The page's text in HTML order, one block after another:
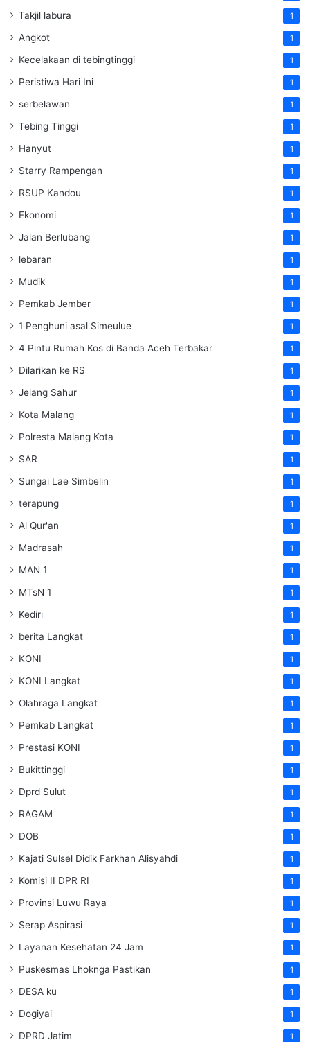
Takjil labura 1
Angkot 1
Kecelakaan di tebingtinggi 1
Peristiwa Hari Ini 1
serbelawan 1
Tebing Tinggi 1
Hanyut 1
Starry Rampengan 1
RSUP Kandou 1
Ekonomi 1
Jalan Berlubang 1
lebaran 1
Mudik 1
Pemkab Jember 1
1 Penghuni asal Simeulue 1
4 Pintu Rumah Kos di Banda Aceh Terbakar 1
Dilarikan ke RS 1
Jelang Sahur 1
Kota Malang 1
Polresta Malang Kota 1
SAR 1
Sungai Lae Simbelin 1
terapung 1
Al Qur'an 1
Madrasah 1
MAN 1 1
MTsN 1 1
Kediri 1
berita Langkat 1
KONI 1
KONI Langkat 1
Olahraga Langkat 1
Pemkab Langkat 1
Prestasi KONI 1
Bukittinggi 1
Dprd Sulut 1
RAGAM 1
DOB 1
Kajati Sulsel Didik Farkhan Alisyahdi 1
Komisi II DPR RI 1
Provinsi Luwu Raya 1
Serap Aspirasi 1
Layanan Kesehatan 24 Jam 1
Puskesmas Lhoknga Pastikan 1
DESA ku 1
Dogiyai 1
DPRD Jatim 1